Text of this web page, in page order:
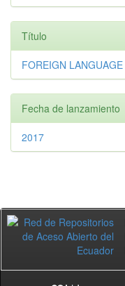
Título
FOREIGN LANGUAGE
Fecha de lanzamiento
2017